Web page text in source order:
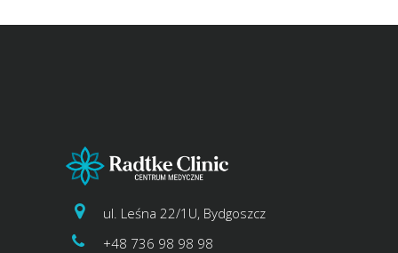
ul. Leśna 22/1U, Bydgoszcz
+48 736 98 98 98